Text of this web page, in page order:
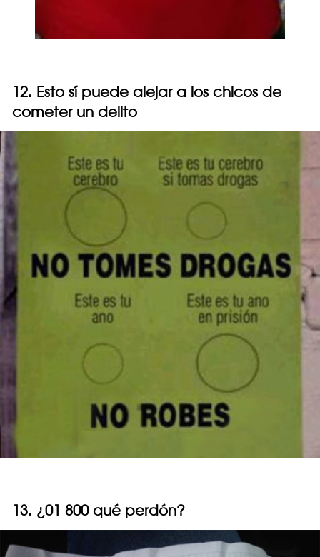
12. Esto sí puede alejar a los chicos de
cometer un delito
13. ¿01 800 qué perdón?